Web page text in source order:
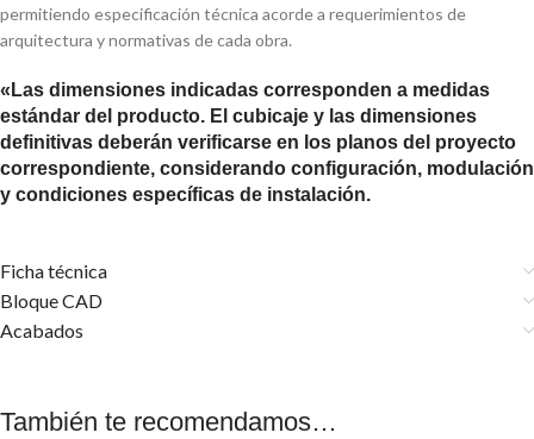
permitiendo especificación técnica acorde a requerimientos de
arquitectura y normativas de cada obra.
«Las dimensiones indicadas corresponden a medidas
estándar del producto. El cubicaje y las dimensiones
definitivas deberán verificarse en los planos del proyecto
correspondiente, considerando configuración, modulación
y condiciones específicas de instalación.
Ficha técnica
Bloque CAD
Acabados
También te recomendamos…